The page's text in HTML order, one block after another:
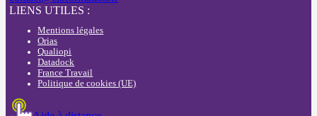
LIENS UTILES :
Mentions légales
Orias
Qualiopi
Datadock
France Travail
Politique de cookies (UE)